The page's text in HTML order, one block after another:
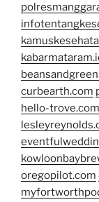
curbearth.com
hello-trove.com
oregopilot.com